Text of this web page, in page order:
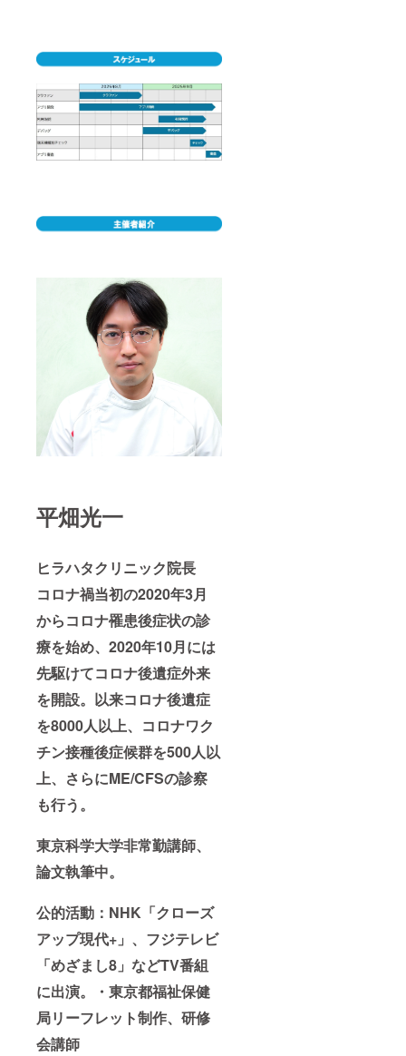
平畑光一
ヒラハタクリニック院長
コロナ禍当初の2020年3月
からコロナ罹患後症状の診
療を始め、2020年10月には
先駆けてコロナ後遺症外来
を開設。以来コロナ後遺症
を8000人以上、コロナワク
チン接種後症候群を500人以
上、さらにME/CFSの診察
も行う。
東京科学大学非常勤講師、
論文執筆中。
公的活動：NHK「クローズ
アップ現代+」、フジテレビ
「めざまし8」などTV番組
に出演。・東京都福祉保健
局リーフレット制作、研修
会講師